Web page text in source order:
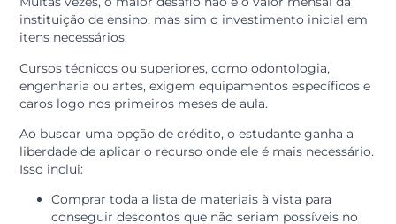
Flexibilidade para
materiais e
equipamentos
Muitas vezes, o maior desafio não é o valor mensal da
itens necessários.